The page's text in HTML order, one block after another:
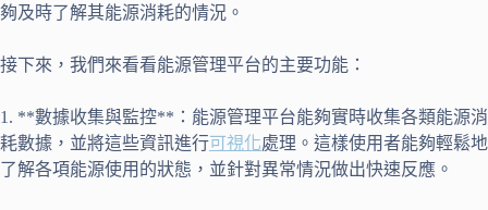
夠及時了解其能源消耗的情況。
接下來，我們來看看能源管理平台的主要功能：
1. **數據收集與監控**：能源管理平台能夠實時收集各類能源消
耗數據，並將這些資訊進行可視化處理。這樣使用者能夠輕鬆地
了解各項能源使用的狀態，並針對異常情況做出快速反應。